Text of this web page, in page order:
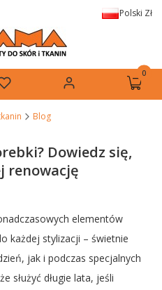
Polski Zł
Ulubione Zaloguj się Koszyk
Blog
Dowiedz się,
renowację
elementów
każdej stylizacji – świetnie
jak i podczas specjalnych
służyć długie lata, jeśli